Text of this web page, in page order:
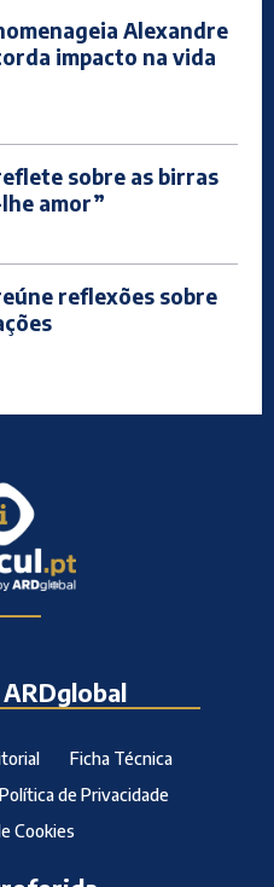
Alexandre
impacto na vida
sobre as birras
amor”
reflexões sobre
Ficha Técnica
Política de Privacidade
Cookies